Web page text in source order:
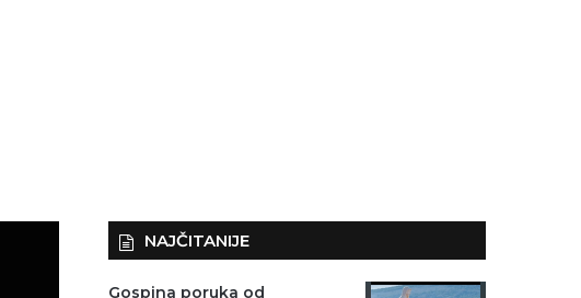
NAJČITANIJE
Gospina poruka od